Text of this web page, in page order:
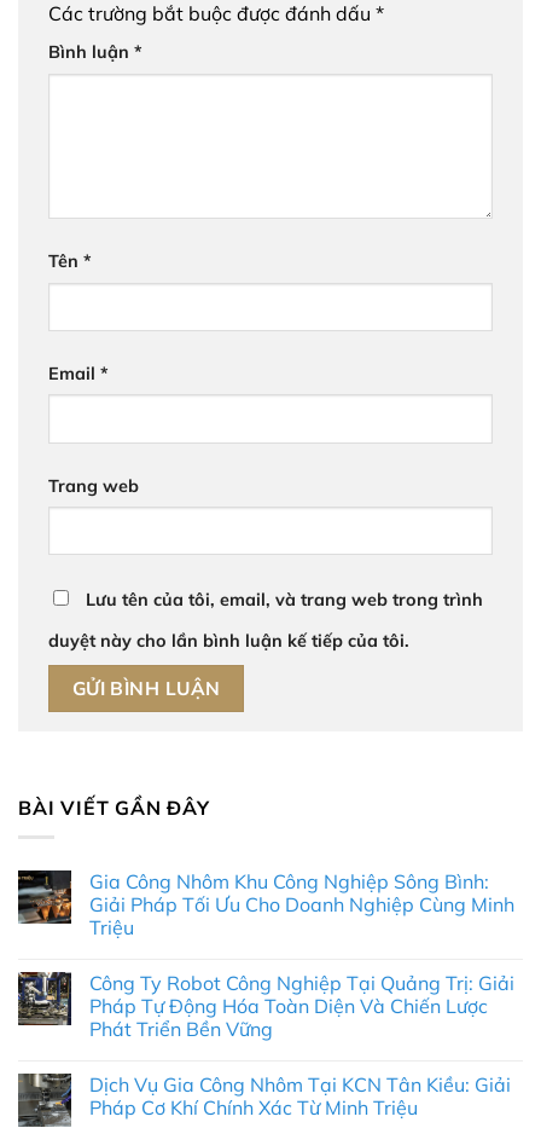
Các trường bắt buộc được đánh dấu *
Bình luận *
Tên *
Email *
Trang web
Lưu tên của tôi, email, và trang web trong trình
duyệt này cho lần bình luận kế tiếp của tôi.
BÀI VIẾT GẦN ĐÂY
Gia Công Nhôm Khu Công Nghiệp Sông Bình:
Giải Pháp Tối Ưu Cho Doanh Nghiệp Cùng Minh
Triệu
bình
luận
ở
Gia
Khu
Công
Nghiệp
Công Ty Robot Công Nghiệp Tại Quảng Trị: Giải
Pháp Tự Động Hóa Toàn Diện Và Chiến Lược
Phát Triển Bền Vững
bình
luận
ở
Dịch Vụ Gia Công Nhôm Tại KCN Tân Kiều: Giải
Pháp Cơ Khí Chính Xác Từ Minh Triệu